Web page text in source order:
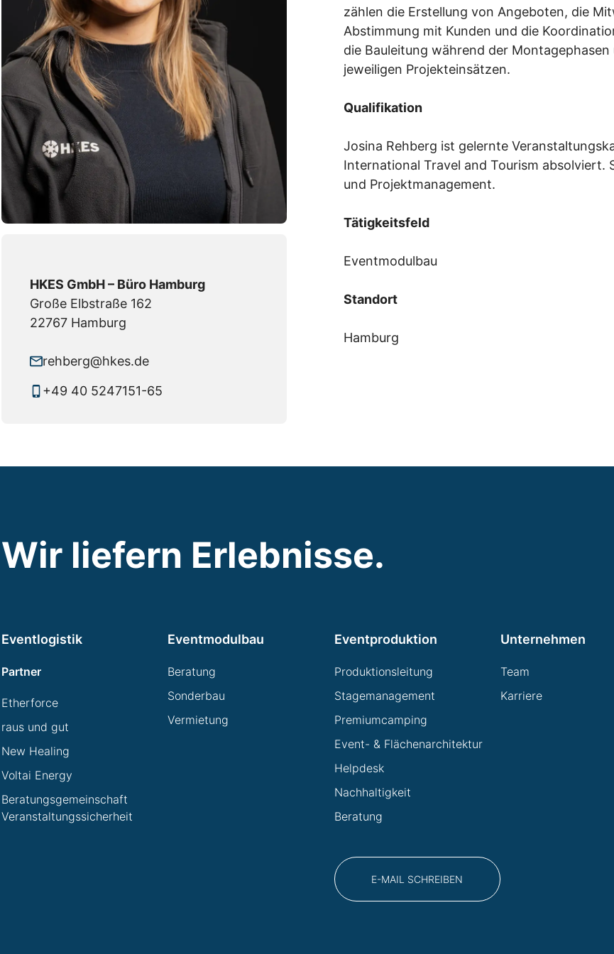
HKES GmbH – Büro Hamburg
Große Elbstraße 162
22767 Hamburg
rehberg@hkes.de
+49 40 5247151-65
zählen die Erstellung von Angeboten, die
Abstimmung mit Kunden und die
die Bauleitung während der
jeweiligen Projekteinsätzen.
Qualifikation
Josina Rehberg ist gelernte
International Travel and Tourism
und Projektmanagement.
Tätigkeitsfeld
Eventmodulbau
Standort
Hamburg
Wir liefern Erlebnisse.
Eventlogistik
Partner
Etherforce
raus und gut
New Healing
Voltai Energy
Beratungsgemeinschaft
Veranstaltungssicherheit
Eventmodulbau
Beratung
Sonderbau
Vermietung
Eventproduktion
Produktionsleitung
Stagemanagement
Premiumcamping
Event- & Flächenarchitektur
Helpdesk
Nachhaltigkeit
Beratung
E-MAIL SCHREIBEN
Unternehmen
Team
Karriere